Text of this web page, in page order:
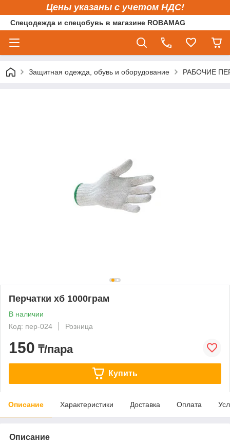
Цены указаны с учетом НДС!
Спецодежда и спецобувь в магазине ROBAMAG
Защитная одежда, обувь и оборудование РАБОЧИЕ
Перчатки хб 1000грам
В наличии
Код: пер-024
Розница
150 ₸/пара
Купить
Описание Характеристики Доставка Оплата
Описание